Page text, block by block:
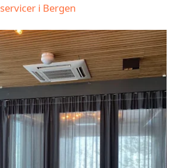
i Bergen